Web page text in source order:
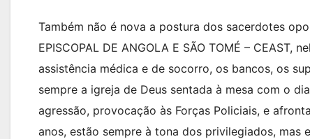
Também não é nova a postura dos sacerdotes
EPISCOPAL DE ANGOLA E SÃO TOMÉ –
assistência médica e de socorro, os bancos, os
sempre a igreja de Deus sentada à mesa com o
agressão, provocação às Forças Policiais, e
anos, estão sempre à tona dos privilegiados, mas